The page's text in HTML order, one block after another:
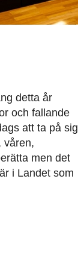
detta år
och fallande
att ta på sig
våren,
men det
i Landet som